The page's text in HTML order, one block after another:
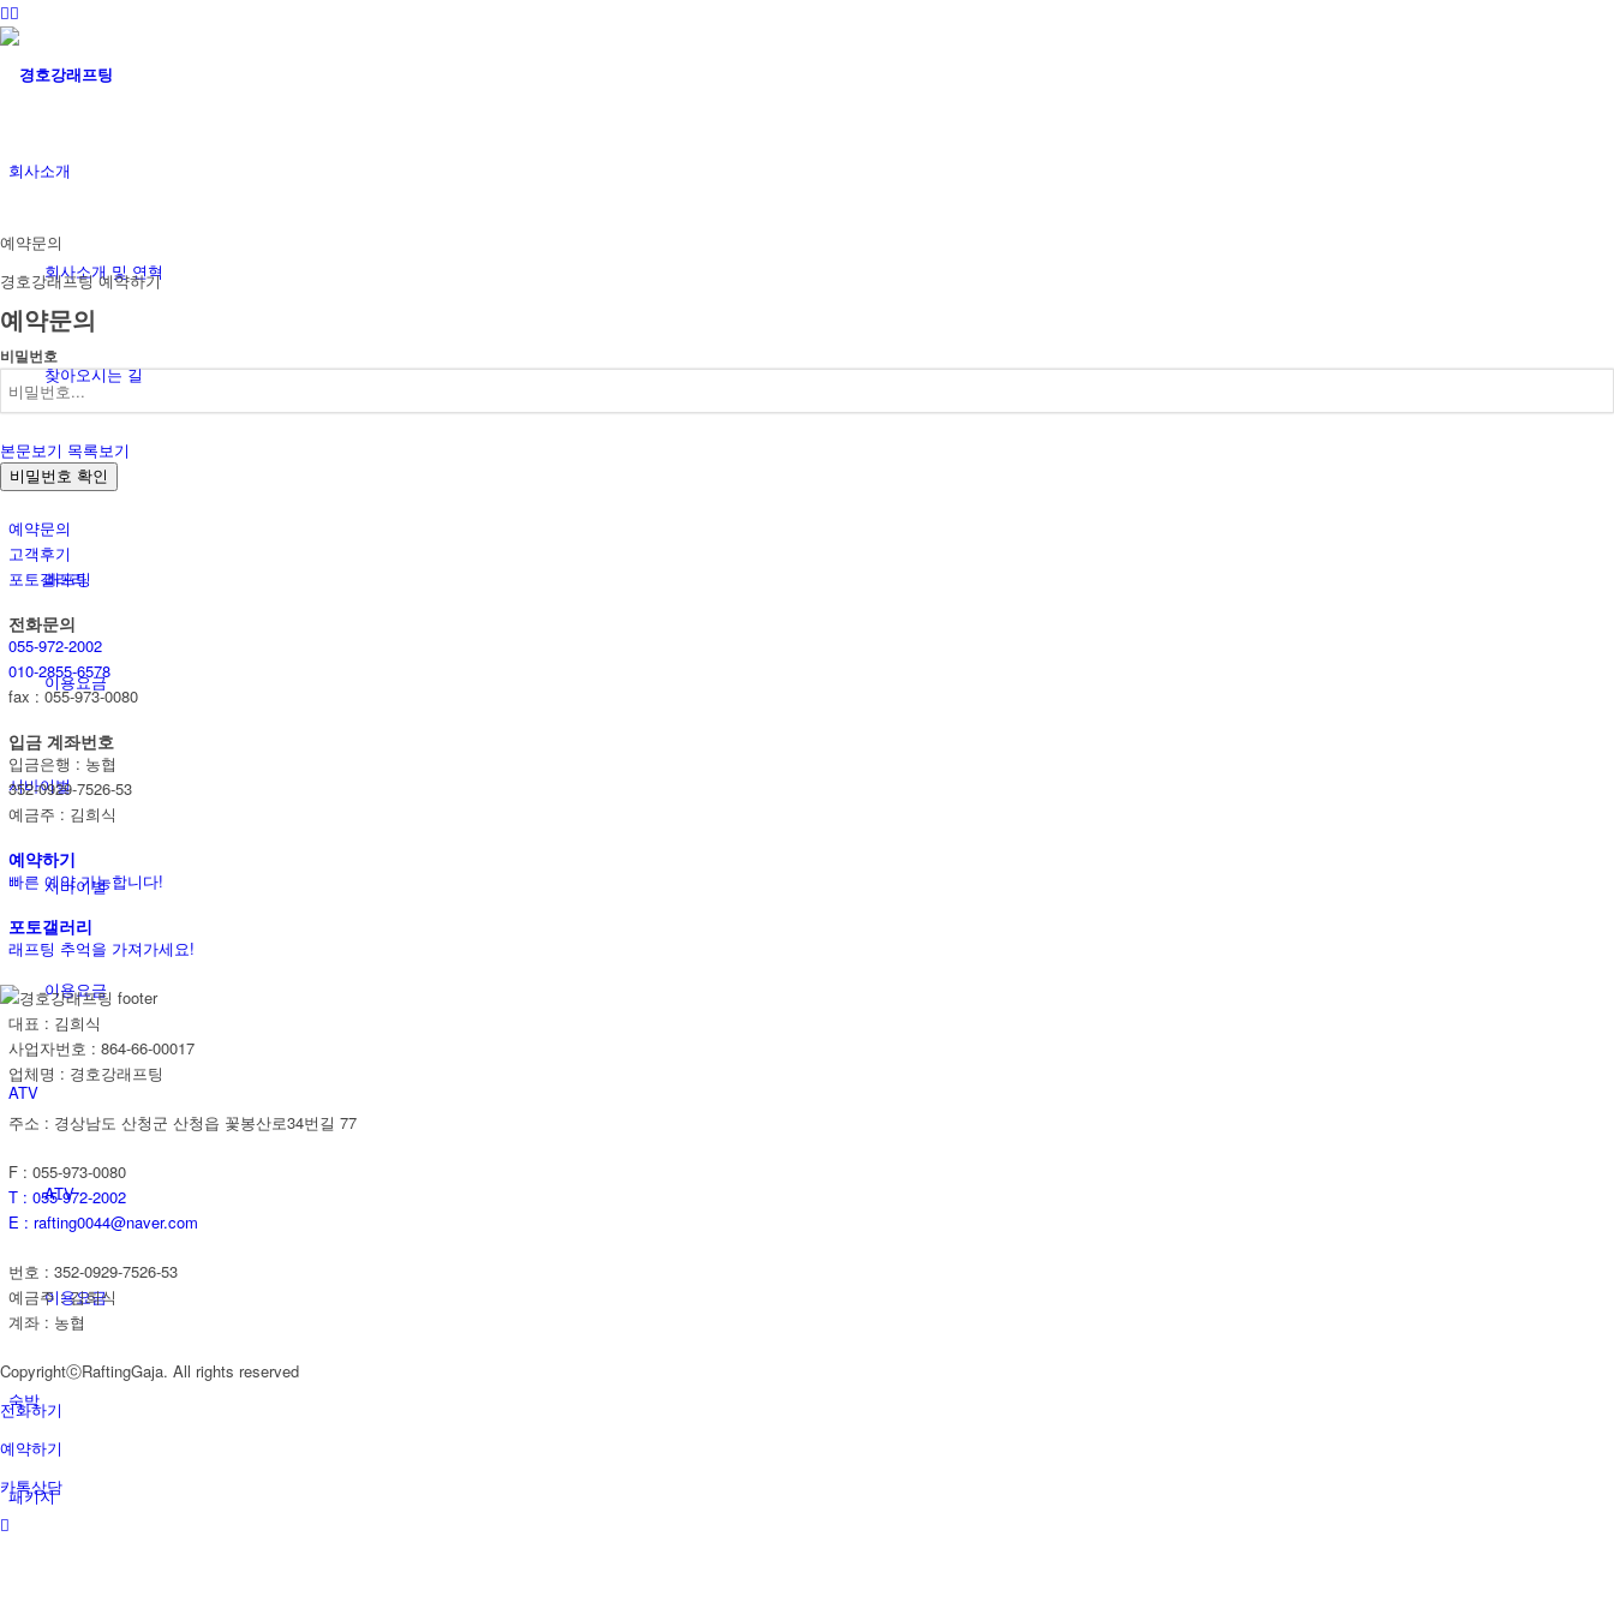
회사소개
회사소개 및 연혁
찾아오시는 길
래프팅
래프팅
이용요금
서바이벌
서바이벌
이용요금
ATV
ATV
이용요금
숙박
패키지
예약문의
경호강래프팅 예약하기
예약문의
비밀번호
본문보기 목록보기
비밀번호 확인
예약문의
고객후기
포토갤러리
전화문의
055-972-2002
010-2855-6578
fax : 055-973-0080
입금 계좌번호
입금은행 : 농협
352-0929-7526-53
예금주 : 김희식
예약하기
빠른 예약 가능합니다!
포토갤러리
래프팅 추억을 가져가세요!
대표 : 김희식
사업자번호 : 864-66-00017
업체명 : 경호강래프팅
주소 : 경상남도 산청군 산청읍 꽃봉산로34번길 77
F : 055-973-0080
T : 055-972-2002
E : rafting0044@naver.com
번호 : 352-0929-7526-53
예금주 : 김희식
계좌 : 농협
CopyrightⓒRaftingGaja. All rights reserved
전화하기
예약하기
카톡상담